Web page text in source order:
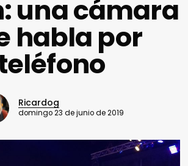
una cámara
habla por
Ricardog
domingo 23 de junio de 2019